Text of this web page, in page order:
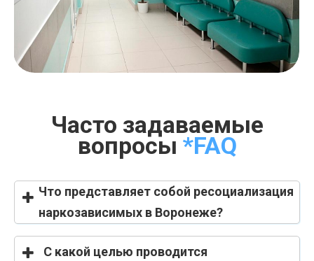
Часто задаваемые
вопросы *FAQ
Что представляет собой ресоциализация
наркозависимых в Воронеже?
С какой целью проводится